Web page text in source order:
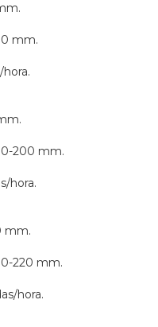
mm.
200 mm.
hora.
mm.
220 mm.
hora.